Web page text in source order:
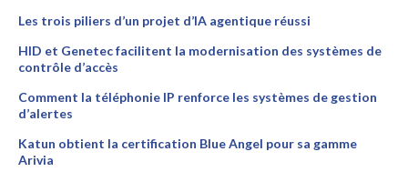
Les trois piliers d’un projet d’IA agentique réussi
HID et Genetec facilitent la modernisation des systèmes de
contrôle d’accès
Comment la téléphonie IP renforce les systèmes de gestion
d’alertes
Katun obtient la certification Blue Angel pour sa gamme
Arivia